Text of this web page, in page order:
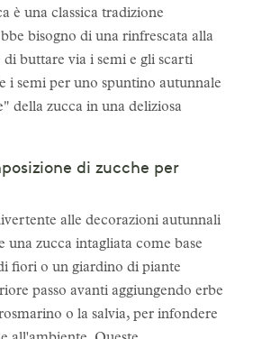
è una classica tradizione
bisogno di una rinfrescata alla
buttare via i semi e gli scarti
i semi per uno spuntino autunnale
della zucca in una deliziosa
di zucche per
alle decorazioni autunnali
una zucca intagliata come base
fiori o un giardino di piante
passo avanti aggiungendo erbe
o la salvia, per infondere